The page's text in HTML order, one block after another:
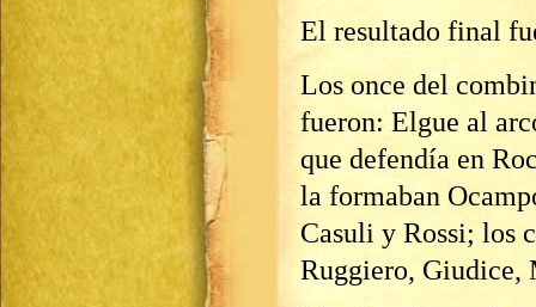
El resultado final
Los once del
fueron: Elgue al
que defendía en
la formaban
Casuli y Rossi; los
Ruggiero, Giudice,